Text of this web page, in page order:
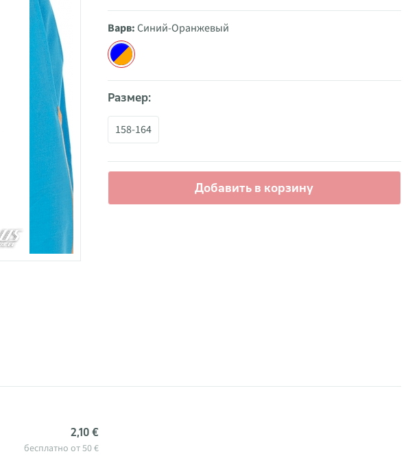
Варв:Синий-Oранжевый
Размер:
158-164
Добавить в корзину
2,10 €
бесплатно от 50 €